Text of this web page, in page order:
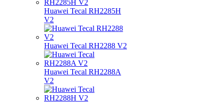
Huawei Tecal RH2285H
V2
Huawei Tecal RH2288 V2
Huawei Tecal RH2288A
V2